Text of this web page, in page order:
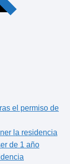
el permiso de
la residencia
de 1 año